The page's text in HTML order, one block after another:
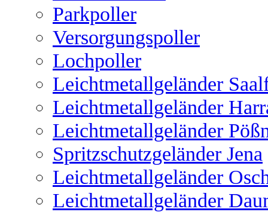
Parkpoller
Versorgungspoller
Lochpoller
Leichtmetallgeländer
Leichtmetallgeländer
Leichtmetallgeländer
Spritzschutzgeländer Jena
Leichtmetallgeländer
Leichtmetallgeländer